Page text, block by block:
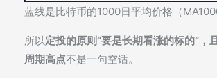
蓝线是比特币的1000日平均价格（
所以定投的原则“要是长期看涨的标的”，
周期高点不是一句空话。